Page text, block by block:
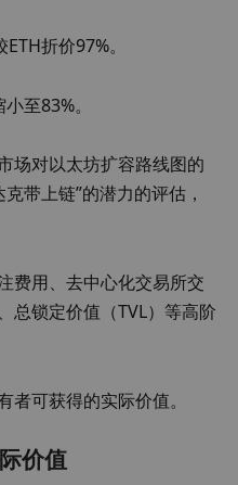
折价97%。
至83%。
场对以太坊扩容路线图的
带上链”的潜力的评估，
费用、去中心化交易所交
总锁定价值（TVL）等高阶
可获得的实际价值。
价值